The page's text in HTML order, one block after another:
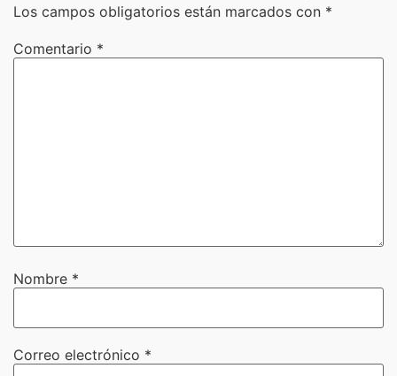
Los campos obligatorios están marcados con *
Comentario *
Nombre *
Correo electrónico *